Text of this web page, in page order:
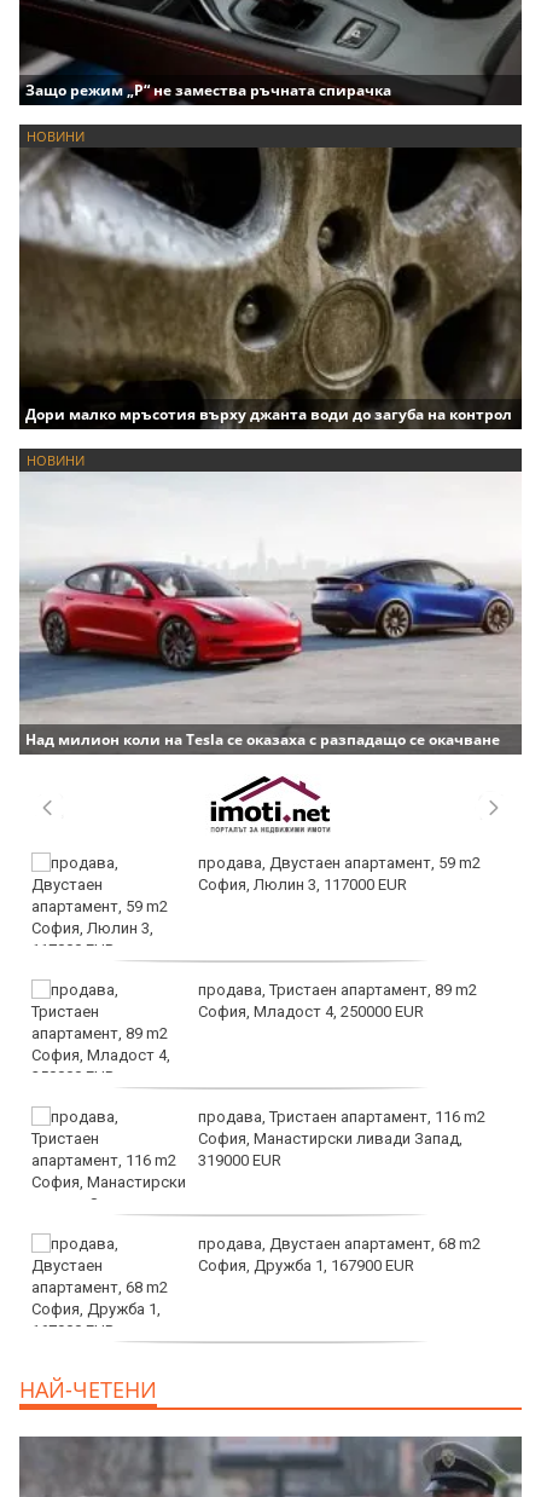
Защо режим „P“ не замества ръчната спирачка
НОВИНИ
Дори малко мръсотия върху джанта води до загуба на контрол
НОВИНИ
Над милион коли на Tesla се оказаха с разпадащо се окачване
продава, Двустаен апартамент, 59 m2
София, Люлин 3, 117000 EUR
продава, Тристаен апартамент, 89 m2
София, Младост 4, 250000 EUR
продава, Тристаен апартамент, 116 m2
София, Манастирски ливади Запад,
319000 EUR
продава, Двустаен апартамент, 68 m2
София, Дружба 1, 167900 EUR
НАЙ-ЧЕТЕНИ